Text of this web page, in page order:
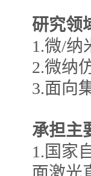
研究领
1.微/纳
2.微纳
3.面向
承担主
1.国家